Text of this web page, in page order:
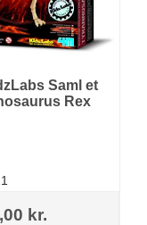
Saml et
Rex
kr.